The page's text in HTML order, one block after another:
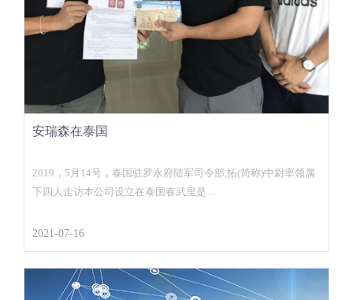
安瑞森在泰国
2019，5月14号，泰国驻罗永府陆军司令部,拓(简称)中尉率领属
下四人走访本公司设立在泰国春武里是…
2021-07-16